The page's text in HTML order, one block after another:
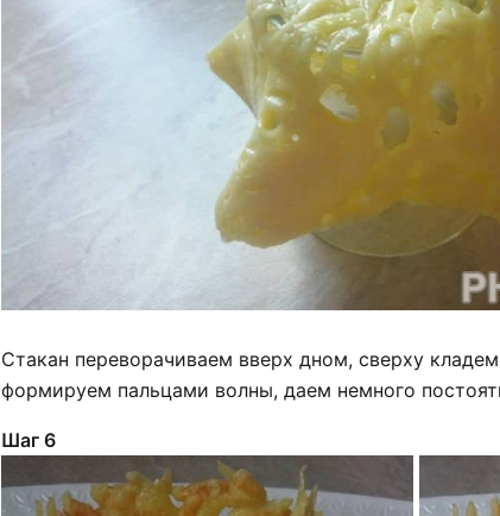
Стакан переворачиваем вверх дном, сверху
формируем пальцами волны, даем немного
Шаг 6